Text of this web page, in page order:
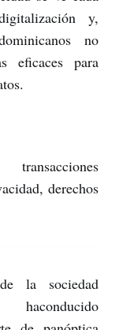
y,
no
eficaces para
derechos
la sociedad